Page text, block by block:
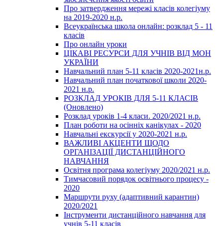
Про затвердження мережі класів колегіуму
на 2019-2020 н.р.
Всеукраїнська школа онлайн: розклад 5 - 11
класів
Про онлайн уроки
ЦІКАВІ РЕСУРСИ ДЛЯ УЧНІВ ВІД МОН
УКРАЇНИ
Навчальний план 5-11 класів 2020-2021н.р.
Навчальний план початкової школи 2020-
2021 н.р.
РОЗКЛАД УРОКІВ ДЛЯ 5-11 КЛАСІВ
(Оновлено)
Розклад уроків 1-4 класи. 2020/2021 н.р.
План роботи на осінніх канікулах - 2020
Навчальні екскурсії у 2020-2021 н.р.
ВАЖЛИВІ АКЦЕНТИ ЩОДО
ОРГАНІЗАЦІЇ ДИСТАНЦІЙНОГО
НАВЧАННЯ
Освітня програма колегіуму 2020/2021 н.р.
Тимчасовий порядок освітнього процесу -
2020
Маршрути руху (адаптивний карантин)
2020/2021
Інструменти дистанційного навчання для
учнів 5-11 класів